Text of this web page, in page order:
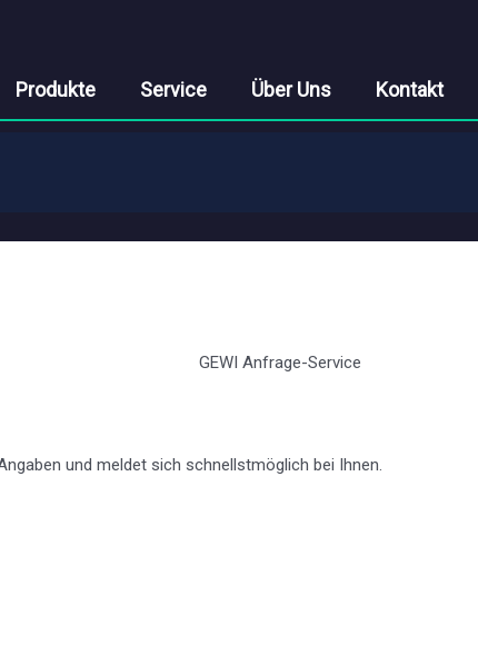
Produkte Service Über Uns Kontakt
GEWI Anfrage-Service
und meldet sich schnellstmöglich bei Ihnen.